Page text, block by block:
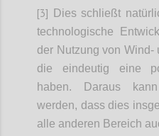
[3]
Dies schließt
technologische
der Nutzung von Wind-
die eindeutig eine
haben. Daraus
werden, dass dies
alle anderen Bereich